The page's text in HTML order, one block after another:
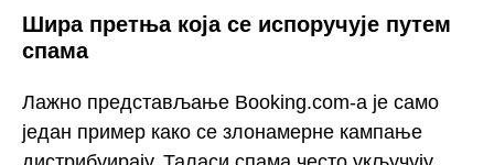
Шира претња која се испоручује путем
спама
Лажно представљање Booking.com-а је само
један пример како се злонамерне кампање